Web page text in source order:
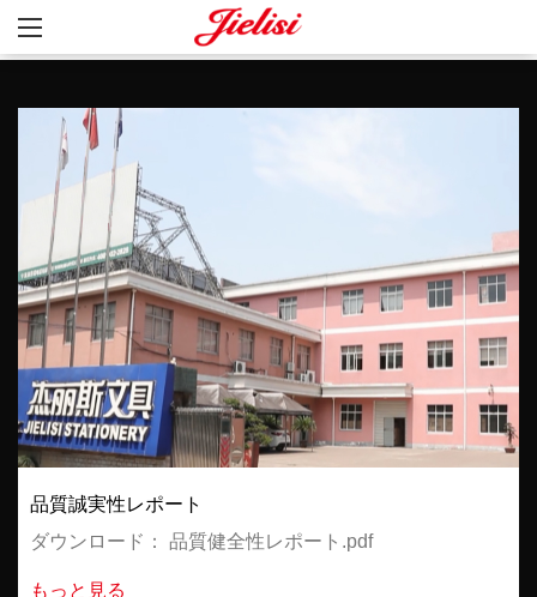
品質誠実性レポート
ダウンロード： 品質健全性レポート.pdf
もっと見る